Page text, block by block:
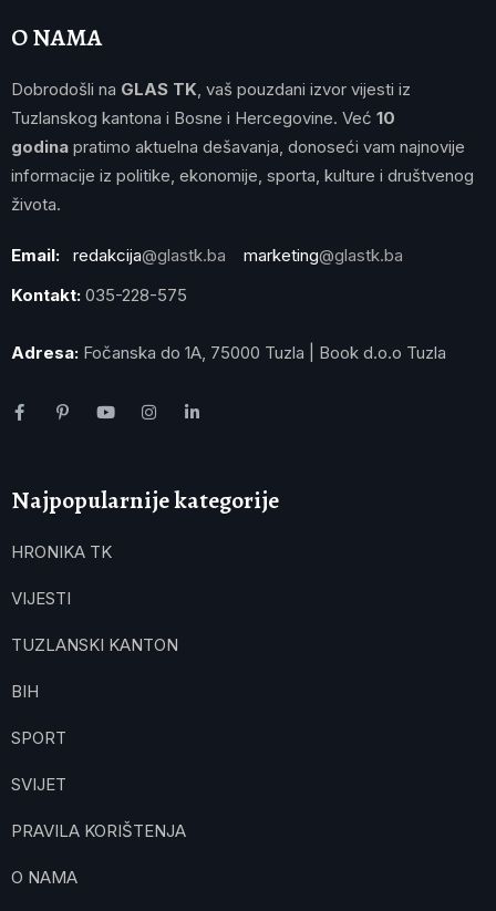
O NAMA
Dobrodošli na GLAS TK , vaš pouzdani izvor vijesti iz
Tuzlanskog kantona i Bosne i Hercegovine. Već 10
godina pratimo aktuelna dešavanja, donoseći vam najnovije
informacije iz politike, ekonomije, sporta, kulture i društvenog
života.
Email: redakcija@glastk.ba marketing@glastk.ba
Kontakt: 035-228-575
Adresa: Fočanska do 1A, 75000 Tuzla | Book d.o.o Tuzla
Najpopularnije kategorije
HRONIKA TK
VIJESTI
TUZLANSKI KANTON
BIH
SPORT
SVIJET
PRAVILA KORIŠTENJA
O NAMA